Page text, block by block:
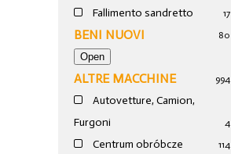
Fallimento sandretto 17
BENI NUOVI 80
ALTRE MACCHINE 994
Autovetture, Camion,
Furgoni
4
Centrum obróbcze 114